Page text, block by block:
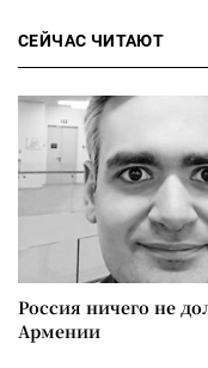
СЕЙЧАС ЧИТАЮТ
Россия ничего не
Армении